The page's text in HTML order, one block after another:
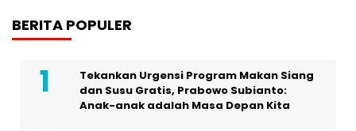
BERITA POPULER
Tekankan Urgensi Program Makan Siang
dan Susu Gratis, Prabowo Subianto:
Anak-anak adalah Masa Depan Kita